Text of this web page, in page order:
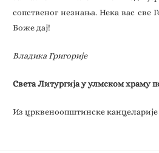
сопственог незнања. Нека вас све
Боже дај!
Владика Григорије
Света Литургија у улмском храму
Из црквеноопштинске канцеларије